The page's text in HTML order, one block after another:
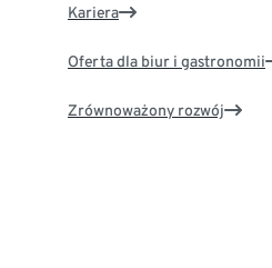
Kariera
Oferta dla biur i gastronomii
Zrównoważony rozwój